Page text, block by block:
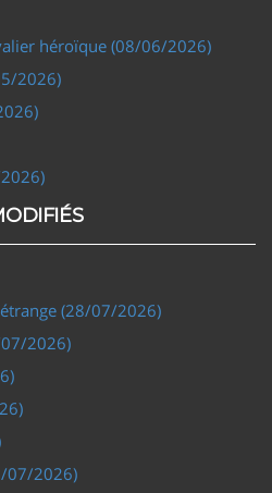
héroïque (08/06/2026)
2026)
(28/07/2026)
2026)
07/2026)